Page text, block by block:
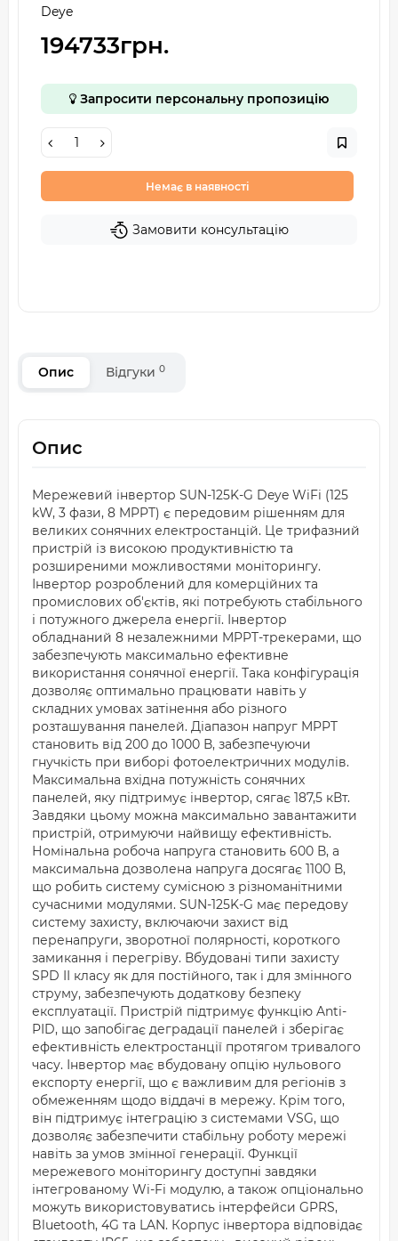
Deye
194733грн.
Запросити персональну пропозицію
Немає в наявності
Замовити консультацію
Опис Відгуки 0
Опис
Мережевий інвертор SUN-125K-G Deye WiFi (125
kW, 3 фази, 8 MPPT) є передовим рішенням для
великих сонячних електростанцій. Це трифазний
пристрій із високою продуктивністю та
розширеними можливостями моніторингу.
Інвертор розроблений для комерційних та
промислових об'єктів, які потребують стабільного
і потужного джерела енергії. Інвертор
обладнаний 8 незалежними MPPT-трекерами, що
забезпечують максимально ефективне
використання сонячної енергії. Така конфігурація
дозволяє оптимально працювати навіть у
складних умовах затінення або різного
розташування панелей. Діапазон напруг MPPT
становить від 200 до 1000 В, забезпечуючи
гнучкість при виборі фотоелектричних модулів.
Максимальна вхідна потужність сонячних
панелей, яку підтримує інвертор, сягає 187,5 кВт.
Завдяки цьому можна максимально завантажити
пристрій, отримуючи найвищу ефективність.
Номінальна робоча напруга становить 600 В, а
максимальна дозволена напруга досягає 1100 В,
що робить систему сумісною з різноманітними
сучасними модулями. SUN-125K-G має передову
систему захисту, включаючи захист від
перенапруги, зворотної полярності, короткого
замикання і перегріву. Вбудовані типи захисту
SPD II класу як для постійного, так і для змінного
струму, забезпечують додаткову безпеку
експлуатації. Пристрій підтримує функцію Anti-
PID, що запобігає деградації панелей і зберігає
ефективність електростанції протягом тривалого
часу. Інвертор має вбудовану опцію нульового
експорту енергії, що є важливим для регіонів з
обмеженням щодо віддачі в мережу. Крім того,
він підтримує інтеграцію з системами VSG, що
дозволяє забезпечити стабільну роботу мережі
навіть за умов змінної генерації. Функції
мережевого моніторингу доступні завдяки
інтегрованому Wi-Fi модулю, а також опціонально
можуть використовуватись інтерфейси GPRS,
Bluetooth, 4G та LAN. Корпус інвертора відповідає